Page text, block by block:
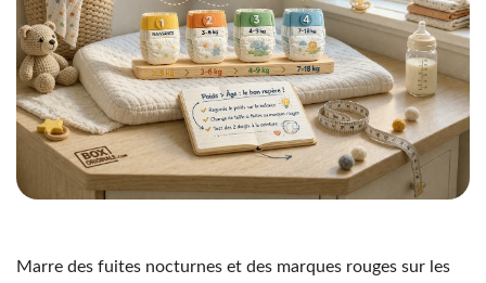
Marre des fuites nocturnes et des marques rouges sur les